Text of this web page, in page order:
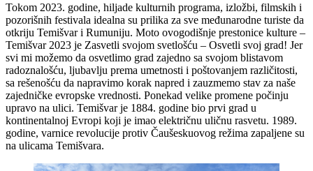
Tokom 2023. godine, hiljade kulturnih programa, izložbi, filmskih i
pozorišnih festivala idealna su prilika za sve međunarodne turiste da
otkriju Temišvar i Rumuniju. Moto ovogodišnje prestonice kulture –
Temišvar 2023 je Zasvetli svojom svetlošću – Osvetli svoj grad! Jer
svi mi možemo da osvetlimo grad zajedno sa svojom blistavom
radoznalošću, ljubavlju prema umetnosti i poštovanjem različitosti,
sa rešenošću da napravimo korak napred i zauzmemo stav za naše
zajedničke evropske vrednosti. Ponekad velike promene počinju
upravo na ulici. Temišvar je 1884. godine bio prvi grad u
kontinentalnoj Evropi koji je imao električnu uličnu rasvetu. 1989.
godine, varnice revolucije protiv Čaušeskuovog režima zapaljene su
na ulicama Temišvara.